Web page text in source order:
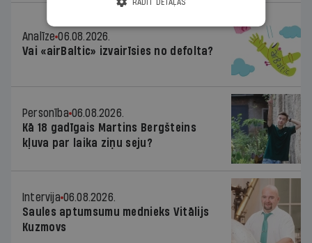
Analīze 06.08.2026.
Vai «airBaltic» izvairīsies no defolta?
Personība 06.08.2026.
Kā 18 gadīgais Martins Bergšteins
kļuva par laika ziņu seju?
Intervija 06.08.2026.
Saules aptumsumu mednieks Vitālijs
Kuzmovs
RĀDĪT DETAĻAS